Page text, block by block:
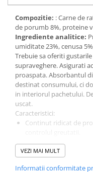
Compozitie: : Carne de
de porumb 8%, proteine
Ingrediente analitice:
umiditate 23%, cenusa
Trebuie sa oferiti
supraveghere. Asigurati
proaspata. Absorbantul
destinat consumului, ci
in interiorul pachetului.
uscat.
Caracteristici:
Continut ridicat de
Bonus in timpul
timpul hranirii zilnice.
VEZI MAI MULT
Informatii conformitate